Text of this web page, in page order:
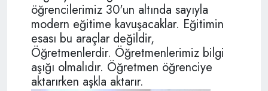
öğrencilerimiz 30'un altında sayıyla
modern eğitime kavuşacaklar. Eğitimin
esası bu araçlar değildir,
Öğretmenlerdir. Öğretmenlerimiz bilgi
aşığı olmalıdır. Öğretmen öğrenciye
aktarırken aşkla aktarır.